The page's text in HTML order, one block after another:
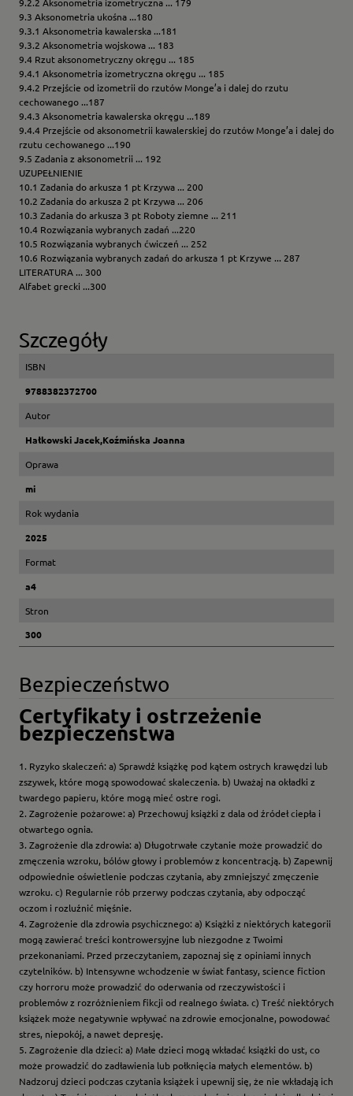
9.3 Aksonometria ukośna ...180
9.3.1 Aksonometria kawalerska ...181
9.3.2 Aksonometria wojskowa ... 183
9.4 Rzut aksonometryczny okręgu ... 185
9.4.1 Aksonometria izometryczna okręgu ... 185
9.4.2 Przejście od izometrii do rzutów Monge’a i dalej do rzutu
cechowanego ...187
9.4.3 Aksonometria kawalerska okręgu ...189
9.4.4 Przejście od aksonometrii kawalerskiej do rzutów Monge’a i dalej do
rzutu cechowanego ...190
9.5 Zadania z aksonometrii ... 192
UZUPEŁNIENIE
10.1 Zadania do arkusza 1 pt Krzywa ... 200
10.2 Zadania do arkusza 2 pt Krzywa ... 206
10.3 Zadania do arkusza 3 pt Roboty ziemne ... 211
10.4 Rozwiązania wybranych zadań ...220
10.5 Rozwiązania wybranych ćwiczeń ... 252
10.6 Rozwiązania wybranych zadań do arkusza 1 pt Krzywe ... 287
LITERATURA ... 300
Alfabet grecki ...300
Szczegóły
ISBN
9788382372700
Autor
Hałkowski Jacek,Koźmińska Joanna
Oprawa
mi
Rok wydania
2025
Format
a4
Stron
300
Bezpieczeństwo
Certyfikaty i ostrzeżenie
bezpieczeństwa
1. Ryzyko skaleczeń: a) Sprawdź książkę pod kątem ostrych krawędzi lub
zszywek, które mogą spowodować skaleczenia. b) Uważaj na okładki z
twardego papieru, które mogą mieć ostre rogi.
2. Zagrożenie pożarowe: a) Przechowuj książki z dala od źródeł ciepła i
otwartego ognia.
3. Zagrożenie dla zdrowia: a) Długotrwałe czytanie może prowadzić do
zmęczenia wzroku, bólów głowy i problemów z koncentracją. b) Zapewnij
odpowiednie oświetlenie podczas czytania, aby zmniejszyć zmęczenie
wzroku. c) Regularnie rób przerwy podczas czytania, aby odpocząć
oczom i rozluźnić mięśnie.
4. Zagrożenie dla zdrowia psychicznego: a) Książki z niektórych kategorii
mogą zawierać treści kontrowersyjne lub niezgodne z Twoimi
przekonaniami. Przed przeczytaniem, zapoznaj się z opiniami innych
czytelników. b) Intensywne wchodzenie w świat fantasy, science fiction
czy horroru może prowadzić do oderwania od rzeczywistości i
problemów z rozróżnieniem fikcji od realnego świata. c) Treść niektórych
książek może negatywnie wpływać na zdrowie emocjonalne, powodować
stres, niepokój, a nawet depresję.
5. Zagrożenie dla dzieci: a) Małe dzieci mogą wkładać książki do ust, co
może prowadzić do zadławienia lub połknięcia małych elementów. b)
Nadzoruj dzieci podczas czytania książek i upewnij się, że nie wkładają ich